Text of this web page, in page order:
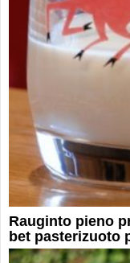
Rauginto pieno
bet pasterizuoto